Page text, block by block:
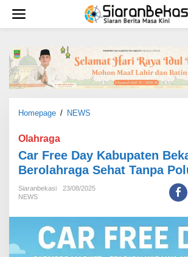
w
Homepage / NEWS
r
e
y
K
a
b
Olahraga
Car Free Day Kabupaten
Berolahraga Sehat Tanpa
Siaranbekasi
23/08/2025
NEWS